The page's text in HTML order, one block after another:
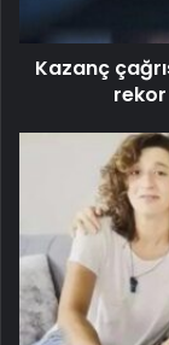
Kazanç
rekor